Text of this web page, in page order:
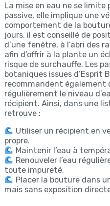
La mise en eau ne se limite
passive, elle implique une
comportement de la
jours, il est conseillé de
d’une fenêtre, à l’abri des
afin d’offrir à la plante un
risque de surchauffe. Les
botaniques issues d’Esprit
recommandent également
régulièrement le niveau
récipient. Ainsi, dans une
retrouve :
Utiliser un récipient en
propre.
Maintenir l’eau à
Renouveler l’eau
toute impureté.
Placer la bouture dans
mais sans exposition